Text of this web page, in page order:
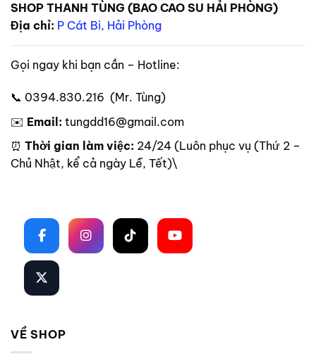
SHOP THANH TÙNG (BAO CAO SU HẢI PHÒNG)
Địa chỉ: P Cát Bi, Hải Phòng
Gọi ngay khi bạn cần – Hotline:
📞 0394.830.216 (Mr. Tùng)
✉️ Email: tungdd16@gmail.com
⏰ Thời gian làm việc: 24/24 (Luôn phục vụ (Thứ 2 –
Chủ Nhật, kể cả ngày Lễ, Tết)\
VỀ SHOP